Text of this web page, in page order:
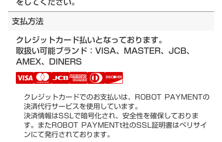
支払方法
クレジットカード払いとなっております。
取扱い可能ブランド：VISA、MASTER、JCB、
AMEX、DINERS
クレジットカードでのお支払いは、ROBOT PAYMENTの
決済代行サービスを使用しています。
決済情報はSSLで暗号化され、安全性を確保しておりま
す。またROBOT PAYMENTt社のSSL証明書はベリサイ
ンにて発行されております。